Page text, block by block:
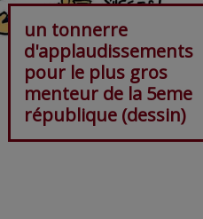
un tonnerre
d'applaudissements
pour le plus gros
menteur de la 5eme
république (dessin)